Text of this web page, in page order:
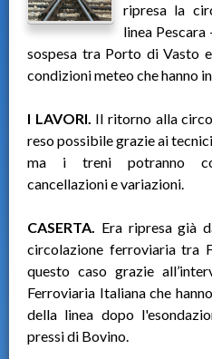
ripresa la
linea Pescara
sospesa tra Porto di Vasto
condizioni meteo che hanno
I LAVORI. Il ritorno alla
reso possibile grazie ai
ma i treni potranno
cancellazioni e variazioni.
CASERTA. Era ripresa già
circolazione ferroviaria tra
questo caso grazie
Ferroviaria Italiana che
della linea dopo
pressi di Bovino.